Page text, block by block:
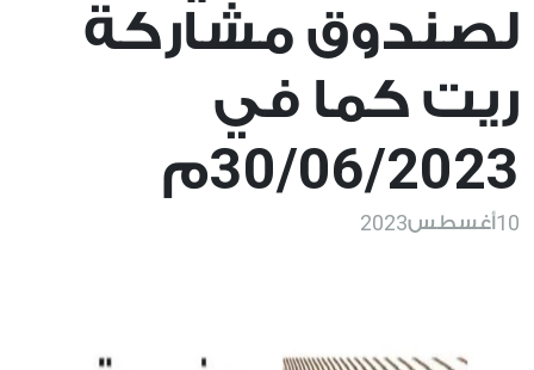
لصندوق مشاركة
ريت كما في
30/06/2023م
10أغسطس2023